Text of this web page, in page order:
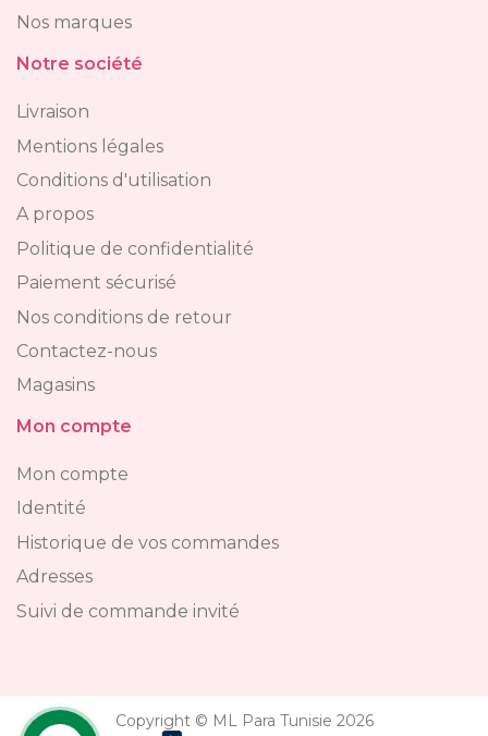
Nos marques
Notre société
Livraison
Mentions légales
Conditions d'utilisation
A propos
Politique de confidentialité
Paiement sécurisé
Nos conditions de retour
Contactez-nous
Magasins
Mon compte
Mon compte
Identité
Historique de vos commandes
Adresses
Suivi de commande invité
Copyright © ML Para Tunisie 2026